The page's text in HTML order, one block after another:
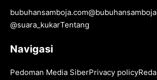
bubuhansamboja.com@bubuhansamboja
@suara_kukarTentang
Navigasi
Pedoman Media SiberPrivacy policy